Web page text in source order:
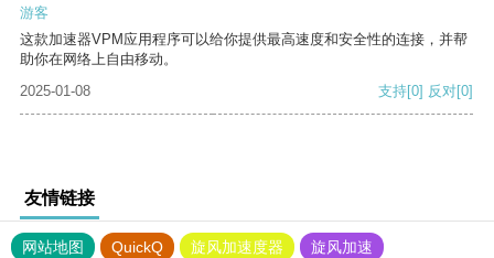
游客
这款加速器VPM应用程序可以给你提供最高速度和安全性的连接，并帮
助你在网络上自由移动。
2025-01-08
支持[0] 反对[0]
友情链接
网站地图 QuickQ 旋风加速度器
旋风加速